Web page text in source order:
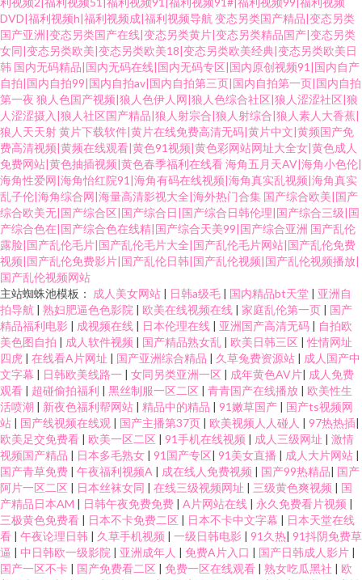
DVD|福利视频h|福利视频成|福利视频导航 变态另类国产精品|变态另类
国产亚洲|变态另类国产在线|变态另类黄片|变态另类精品国产|变态另类
女同|变态另类欧美|变态另类欧美18|变态另类欧美经典|变态另类欧美日
韩 国内无码精品|国内无码在线|国内无码专区|国内原创视频91|国内自产
自拍|国内自拍99|国内自拍av|国内自拍第三页|国内自拍第一页|国内自拍
第一夜 狼人色国产视频|狼人色伊人网|狼人色综合社区|狼人涩涩社区|狼
人涩涩摄入|狼人社区国产精品|狼人射宗合|狼人射综合|狼人素人大香蕉|
狼人天天射黄片下载软件|黄片在线免费高清无码|黄片中文|黄频国产免
费高清视频|黄频在线观看|黄色91视频|黄色彩网站网址大全女|黄色成人
免费网站|黄色抽插视频|黄色春季福利在线看海角五月天AV|海角小色伦|
海角性爱网|海角怡红院91|海角有码在线视频|海角真实乱视频|海角真实
乱子伦|海角综合网|海量高清影视大全|海外热门合集 国产综合欧美|国产
综合欧美无|国产综合区|国产综合日|国产综合日韩伦理|国产综合三级|国
产综合色在|国产综合色在线精|国产综合天美99|国产综合亚洲 国产乱伦
露脸|国产乱伦毛片|国产乱伦毛片大全|国产乱伦毛片网站|国产乱伦免费
视频|国产乱伦免费影片|国产乱伦日韩|国产乱伦视频|国产乱伦视频播放|
国产乱伦视频网站
主站蜘蛛池模板： 成人美女网站 | 日韩a级毛 | 国内精品bt天堂 | 亚洲自
拍导航 | 熟妇肥逼色色影院 | 欧美在线视频在线 | 家庭乱伦第一页 | 国产
精品福利电影 | 成视频在线 | 日本伦理在线 | 亚洲国产高清无码 | 自拍欧
美色图自拍 | 成人软件视频 | 国产精品熟女乱 | 欧美日韩三区 |性情网址
四虎 | 在线看A片网址 | 国产亚洲综合精品 | 久草兔费资源站 | 成人国产中
文字幕 | 日韩欧美线路一 | 女同另类亚洲一区 | 成年黄色AV片| 成人免费
观看 | 超碰偷拍福利 | 黑丝制服一区二区 | 青青国产在线播放 | 欧美性生
活喷潮 | 新夜色福利帮网站 | 精品中的精品 | 91嫩草国产 | 国产ts视频网
站 | 国产线视频在线观 | 国产主播第37页 | 欧美视频人人碰人 | 97热热插|
欧美足交免费看 | 欧美一区二区 | 91手机在线视频 | 成人三级网址 | 激情
视频国产精品 | 日本多毛熟女 | 91国产专区| 91美女直播 | 成人大片网站 |
国产青草免费 | 午夜福利视频A | 成在线人免费视频 | 国产99热精品| 国产
阿片一区二区 | 日本丝袜女同 | 在线三级视频网址 | 三级黄色爽视频 | 国
产精品日本AM | 日韩午夜免费免费 | A片网站在线 | 永久免费看片视频 |
三极黄色免费看 | 日本不卡免费二区 | 日本不卡中文字幕 | 日本天堂在线
看 | 午夜论理日韩 | 久草手机视频 | 一级日韩电影 | 91久热| 91抖阴免费草
逼 | 中日韩欧一级影院 | 亚洲成年人 | 免费A片入口 | 国产日韩成人影片 |
国产一区不卡 | 国产免费看二区 | 免费一区在线观看 | 熟女吃瓜黑社 | 欧